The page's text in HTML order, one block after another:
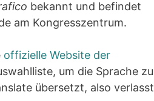
bekannt und befindet
am Kongresszentrum.
offizielle Website der
um die Sprache zu
übersetzt, also verlasst